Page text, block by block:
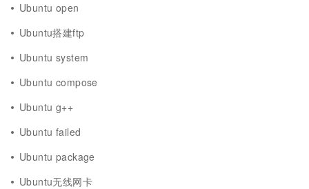
Ubuntu open
Ubuntu搭建ftp
Ubuntu system
Ubuntu compose
Ubuntu g++
Ubuntu failed
Ubuntu package
Ubuntu无线网卡